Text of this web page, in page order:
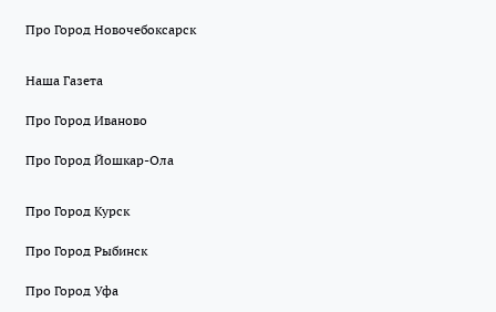
Про Город Новочебоксарск
Наша Газета
Про Город Иваново
Про Город Йошкар-Ола
Про Город Курск
Про Город Рыбинск
Про Город Уфа